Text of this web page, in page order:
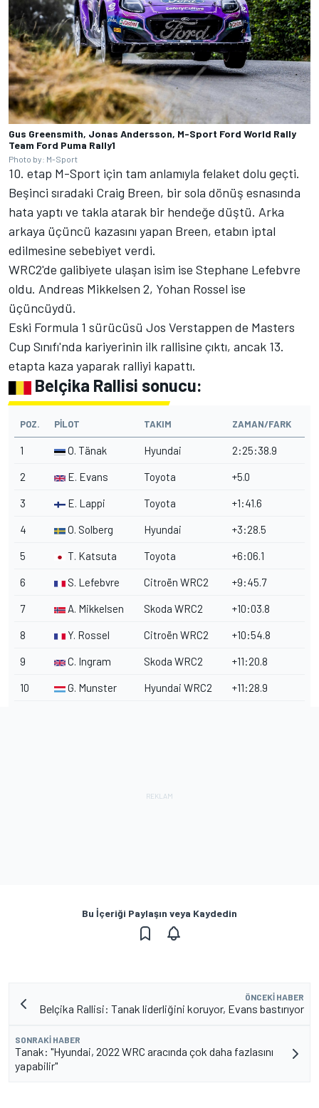
Gus Greensmith, Jonas Andersson, M-Sport Ford World Rally
Team Ford Puma Rally1
Photo by: M-Sport
10. etap M-Sport için tam anlamıyla felaket dolu geçti.
Beşinci sıradaki Craig Breen, bir sola dönüş esnasında
hata yaptı ve takla atarak bir hendeğe düştü. Arka
arkaya üçüncü kazasını yapan Breen, etabın iptal
edilmesine sebebiyet verdi.
WRC2'de galibiyete ulaşan isim ise Stephane Lefebvre
oldu. Andreas Mikkelsen 2, Yohan Rossel ise
üçüncüydü.
Eski Formula 1 sürücüsü Jos Verstappen de Masters
Cup Sınıfı'nda kariyerinin ilk rallisine çıktı, ancak 13.
etapta kaza yaparak ralliyi kapattı.
Belçika Rallisi sonucu:
POZ. PILOT TAKIM ZAMAN/FARK
1 O. Tänak Hyundai 2:25:38.9
2 E. Evans Toyota +5.0
3 E. Lappi Toyota +1:41.6
4 O. Solberg Hyundai +3:28.5
5 T. Katsuta Toyota +6:06.1
6 S. Lefebvre Citroën WRC2 +9:45.7
7 A. Mikkelsen Skoda WRC2 +10:03.8
8 Y. Rossel Citroën WRC2 +10:54.8
9 C. Ingram Skoda WRC2 +11:20.8
10 G. Munster Hyundai WRC2 +11:28.9
Bu İçeriği Paylaşın veya Kaydedin
ÖNCEKI HABER
Belçika Rallisi: Tanak liderliğini koruyor, Evans bastırıyor
SONRAKI HABER
Tanak: "Hyundai, 2022 WRC aracında çok daha fazlasını
yapabilir"